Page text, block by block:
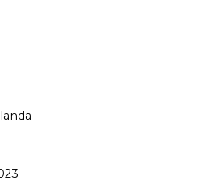
en proceso de
de un trabajo muy
la gestión de las aulas
en jaque constante la
veces
Con más de
profesora de instituto,
en esta obra todos